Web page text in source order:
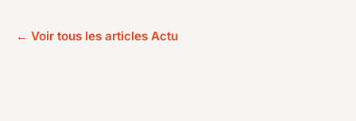
← Voir tous les articles Actu